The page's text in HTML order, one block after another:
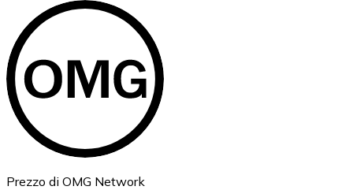
Ethereum
ETH
Prezzo di OMG Network